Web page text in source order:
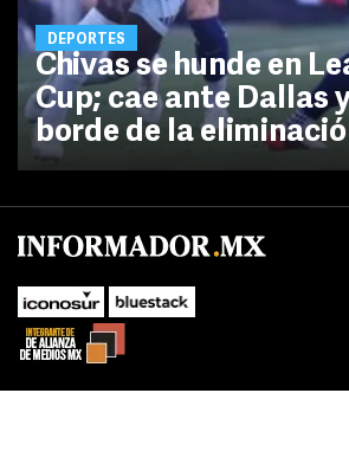
DEPORTES
Chivas se hunde en
Cup; cae ante Dallas
borde de la